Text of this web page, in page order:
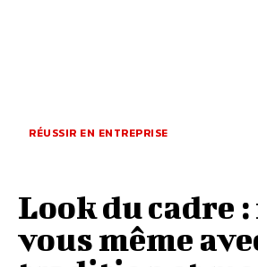
RÉUSSIR EN ENTREPRISE
Look du cadre
vous même